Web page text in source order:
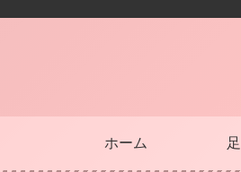
ホーム